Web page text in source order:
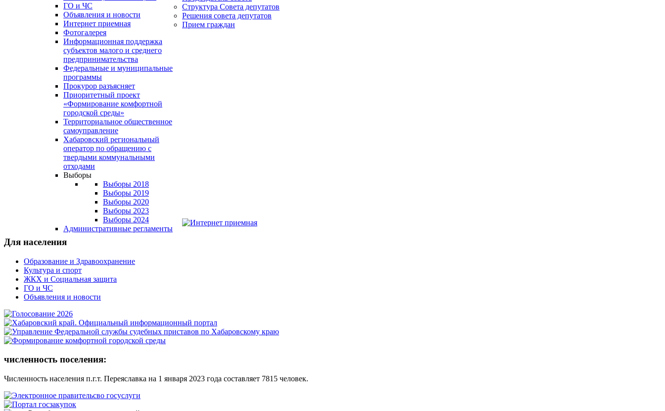
ГО и ЧС
Объявления и новости
Интернет приемная
Фотогалерея
Информационная поддержка
субъектов малого и среднего
предпринимательства
Федеральные и муниципальные
программы
Прокурор разъясняет
Приоритетный проект
«Формирование комфортной
городской среды»
Территориальное общественное
самоуправление
Хабаровский региональный
оператор по обращению с
твердыми коммунальными
отходами
Выборы
Выборы 2018
Выборы 2019
Выборы 2020
Выборы 2023
Выборы 2024
Административные регламенты
Структура Совета депутатов
Решения совета депутатов
Прием граждан
Для населения
Образование и Здравоохранение
Культура и спорт
ЖКХ и Социальная защита
ГО и ЧС
Объявления и новости
численность поселения:
Численность населения п.г.т. Переяславка на 1 января 2023 года составляет 7815 человек.